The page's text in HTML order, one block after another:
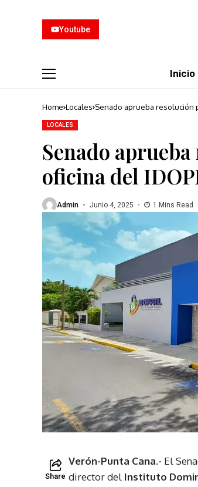
Youtube
Inicio
Home Locales Senado aprueba resolución
LOCALES
Senado
oficina del
Admin Junio 4, 2025 1 Mins Read
Share
Verón-Punta Cana.- El
director del Instituto